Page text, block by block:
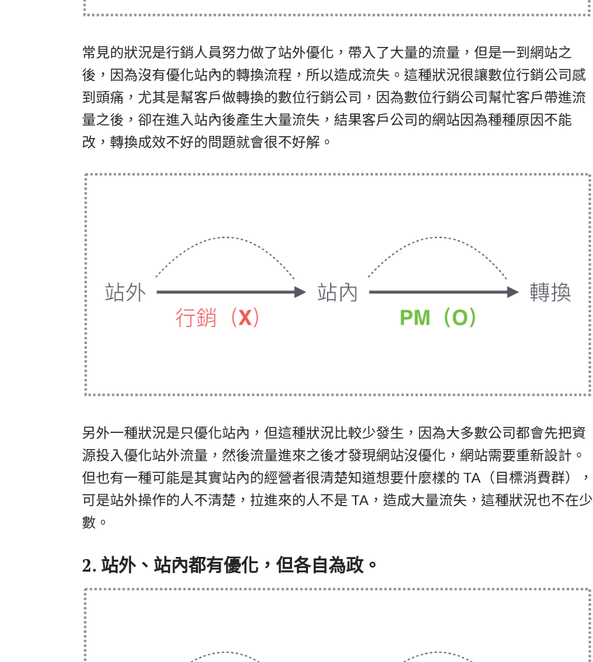
常見的狀況是行銷人員努力做了站外優化，帶入了大量的流量，但是一到網站之
後，因為沒有優化站內的轉換流程，所以造成流失。這種狀況很讓數位行銷公司感
到頭痛，尤其是幫客戶做轉換的數位行銷公司，因為數位行銷公司幫忙客戶帶進流
量之後，卻在進入站內後產生大量流失，結果客戶公司的網站因為種種原因不能
改，轉換成效不好的問題就會很不好解。
另外一種狀況是只優化站內，但這種狀況比較少發生，因為大多數公司都會先把資
源投入優化站外流量，然後流量進來之後才發現網站沒優化，網站需要重新設計 。
但也有一種可能是其實站內的經營者很清楚知道想要什麼樣的 TA（目標消費群），
可是站外操作的人不清楚，拉進來的人不是 TA，造成大量流失，這種狀況也不在少
數。
2. 站外、站內都有優化，但各自為政。